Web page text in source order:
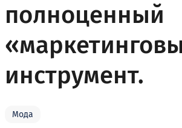
полноценный
инструмент.
Мода